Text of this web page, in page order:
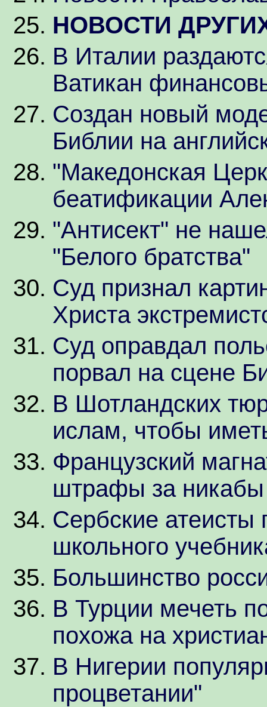
НОВОСТИ
В Италии
Ватикан
Создан новый
Библии на
"Македонская
беатификации
"Антисект" не
"Белого братства"
Суд признал
Христа
Суд оправдал
порвал на сцене
В Шотландских
ислам, чтобы
Французский
штрафы за никабы
Сербские атеисты
школьного
Большинство
В Турции мечеть
похожа на
В Нигерии
процветании"